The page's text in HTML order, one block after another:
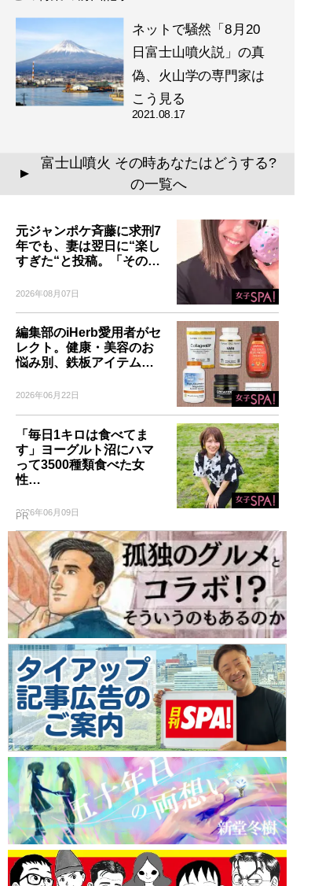
ネットで騒然「8月20
日富士山噴火説」の真
偽、火山学の専門家は
こう見る
2021.08.17
▲
富士山噴火 その時あなたはどうする?
の一覧へ
元ジャンポケ斉藤に求刑7
年でも、妻は翌日に“楽し
すぎた“と投稿。「その…
2026年08月07日
編集部のiHerb愛用者がセ
レクト。健康・美容のお
悩み別、鉄板アイテム…
2026年06月22日
「毎日1キロは食べてま
す」ヨーグルト沼にハマ
って3500種類食べた女
性…
2026年06月09日
PR